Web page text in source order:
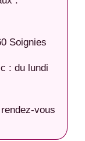
Soignies
: du lundi
vous